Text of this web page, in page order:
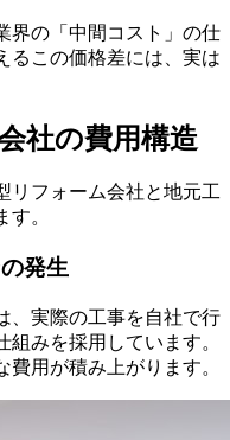
界の「中間コスト」の仕
るこの価格差には、実は
社の費用構造
リフォーム会社と地元工
。
発生
、実際の工事を自社で行
みを採用しています。
用が積み上がります。